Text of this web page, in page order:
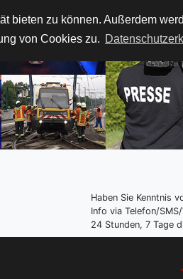
bieten zu können. Außerdem
von Cookies zu.
Haben Sie Kenntnis
Info via Telefon/
24 Stunden, 7 Tage